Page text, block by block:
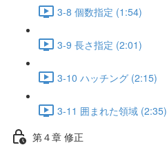
3-8 個数指定 (1:54)
3-9 長さ指定 (2:01)
3-10 ハッチング (2:15)
3-11 囲まれた領域 (2:35)
第４章 修正